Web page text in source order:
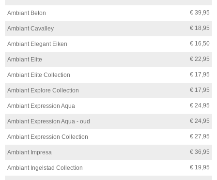
Ambiant Beton € 39,95
Ambiant Cavalley € 18,95
Ambiant Elegant Eiken € 16,50
Ambiant Elite € 22,95
Ambiant Elite Collection € 17,95
Ambiant Explore Collection € 17,95
Ambiant Expression Aqua € 24,95
Ambiant Expression Aqua - oud € 24,95
Ambiant Expression Collection € 27,95
Ambiant Impresa € 36,95
Ambiant Ingelstad Collection € 19,95